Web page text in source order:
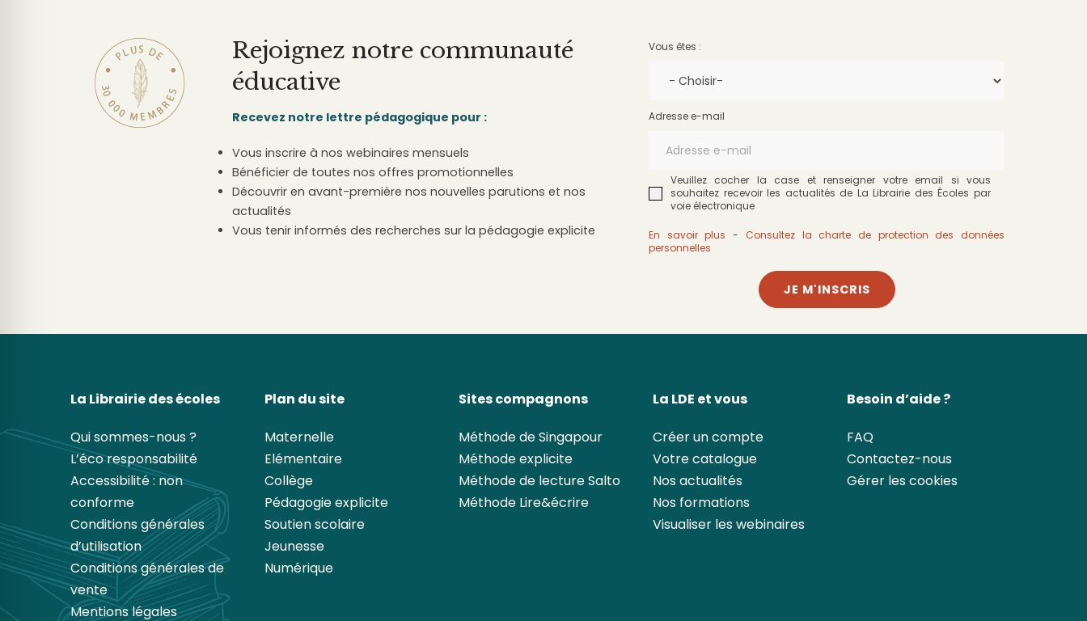
Rejoignez notre communauté
éducative
Recevez notre lettre pédagogique pour :
Vous inscrire à nos webinaires mensuels
Bénéficier de toutes nos offres promotionnelles
Découvrir en avant-première nos nouvelles parutions et nos
actualités
Vous tenir informés des recherches sur la pédagogie explicite
Vous êtes :
Adresse e-mail
Veuillez cocher la case et renseigner votre email si vous
souhaitez recevoir les actualités de La Librairie des Écoles par
voie électronique
En savoir plus - Consultez la charte de protection des données
personnelles
JE M'INSCRIS
La Librairie des écoles
Qui sommes-nous ?
L’éco responsabilité
Accessibilité : non
conforme
Conditions générales
d’utilisation
Conditions générales de
vente
Mentions légales
Plan du site
Maternelle
Elémentaire
Collège
Pédagogie explicite
Soutien scolaire
Jeunesse
Numérique
Sites compagnons
Méthode de Singapour
Méthode explicite
Méthode de lecture Salto
Méthode Lire&écrire
La LDE et vous
Créer un compte
Votre catalogue
Nos actualités
Nos formations
Visualiser les webinaires
Besoin d’aide ?
FAQ
Contactez-nous
Gérer les cookies